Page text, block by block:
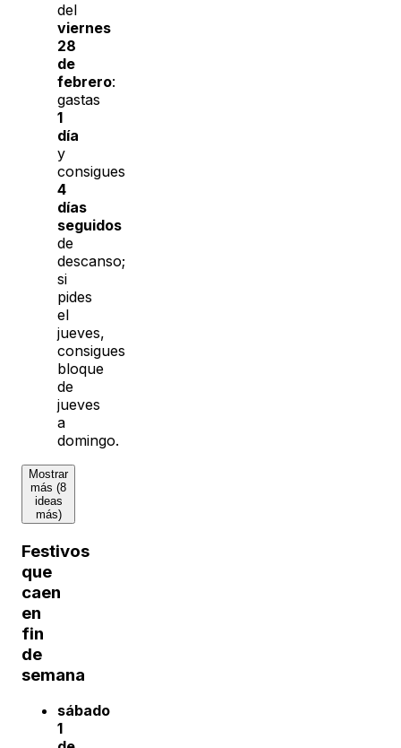
del
viernes
28
de
febrero:
gastas
1
día
y
consigues
4
días
seguidos
de
descanso;
si
pides
el
jueves,
consigues
bloque
de
jueves
a
domingo.
Mostrar
más (8
ideas
más)
Festivos
que
caen
en
fin
de
semana
sábado
1